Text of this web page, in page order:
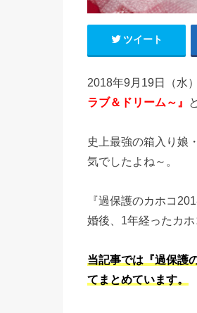
ツイート
2018年9月19日（水
ラブ＆ドリーム～』
史上最強の箱入り娘
気でしたよね～。
『過保護のカホコ
婚後、1年経ったカホ
当記事では『過保護
てまとめています。